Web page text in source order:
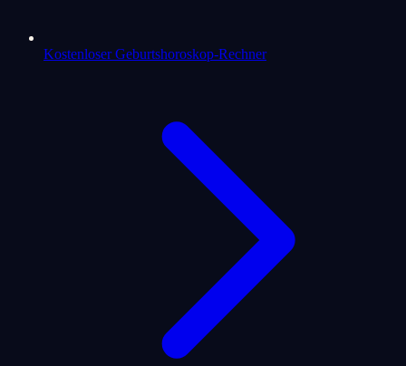
Kostenloser Geburtshoroskop-Rechner